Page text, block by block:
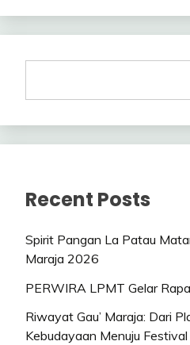
Recent Posts
Spirit Pangan La Patau
Maraja 2026
PERWIRA LPMT Gelar
Riwayat Gau’ Maraja: Dari
Kebudayaan Menuju